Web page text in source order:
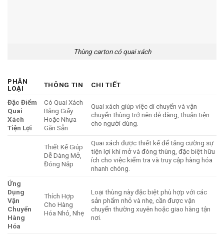
Thùng carton có quai xách
PHÂN
LOẠI
THÔNG TIN CHI TIẾT
Đặc Điểm
Quai
Xách
Tiện Lợi
Có Quai Xách
Bằng Giấy
Hoặc Nhựa
Gắn Sẵn
Quai xách giúp việc di chuyển và vận
chuyển thùng trở nên dễ dàng, thuận tiện
cho người dùng.
Thiết Kế Giúp
Dễ Dàng Mở,
Đóng Nắp
Quai xách được thiết kế để tăng cường sự
tiện lợi khi mở và đóng thùng, đặc biệt hữu
ích cho việc kiểm tra và truy cập hàng hóa
nhanh chóng.
Ứng
Dụng
Vận
Chuyển
Hàng
Hóa
Thích Hợp
Cho Hàng
Hóa Nhỏ, Nhẹ
Loại thùng này đặc biệt phù hợp với các
sản phẩm nhỏ và nhẹ, cần được vận
chuyển thường xuyên hoặc giao hàng tận
nơi.